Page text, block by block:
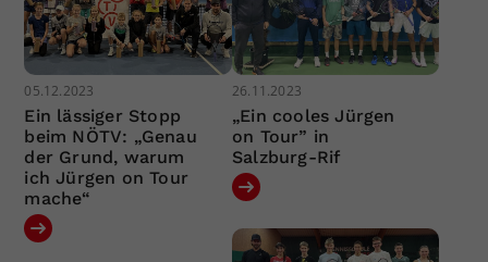
05.12.2023
Ein lässiger Stopp
beim NÖTV: „Genau
der Grund, warum
ich Jürgen on Tour
mache“
26.11.2023
„Ein cooles Jürgen
on Tour” in
Salzburg-Rif